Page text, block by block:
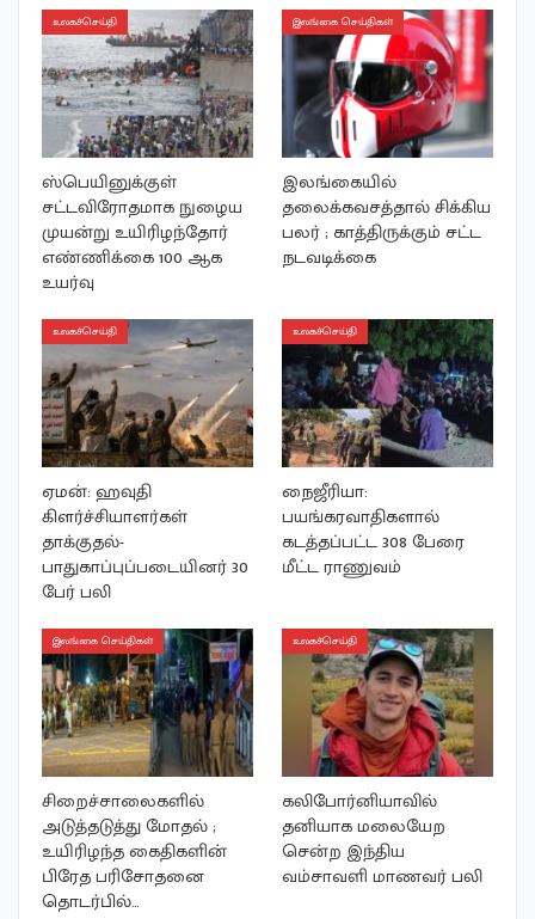
உலகச்செய்தி
ஸ்பெயினுக்குள்
சட்டவிரோதமாக நுழைய
முயன்று உயிரிழந்தோர்
எண்ணிக்கை 100 ஆக
உயர்வு
இலங்கை செய்திகள்
இலங்கையில்
தலைக்கவசத்தால் சிக்கிய
பலர் ; காத்திருக்கும் சட்ட
நடவடிக்கை
உலகச்செய்தி
ஏமன்: ஹவுதி
கிளர்ச்சியாளர்கள்
தாக்குதல்-
பாதுகாப்புப்படையினர் 30
பேர் பலி
உலகச்செய்தி
நைஜீரியா:
பயங்கரவாதிகளால்
கடத்தப்பட்ட 308 பேரை
மீட்ட ராணுவம்
இலங்கை செய்திகள்
சிறைச்சாலைகளில்
அடுத்தடுத்து மோதல் ;
உயிரிழந்த கைதிகளின்
பிரேத பரிசோதனை
தொடர்பில்…
உலகச்செய்தி
கலிபோர்னியாவில்
தனியாக மலையேற
சென்ற இந்திய
வம்சாவளி மாணவர் பலி